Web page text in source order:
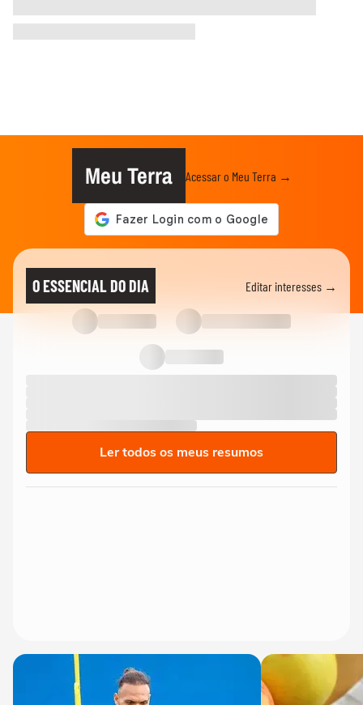
Meu Terra Acessar o Meu Terra →
O ESSENCIAL DO DIA Editar interesses →
Ler todos os meus resumos